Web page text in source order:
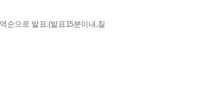
순으로 발표.(발표15분이내,질